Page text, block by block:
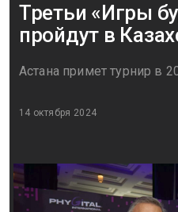
Третьи «Игры
пройдут в
Астана примет турнир в
14 октября 2024